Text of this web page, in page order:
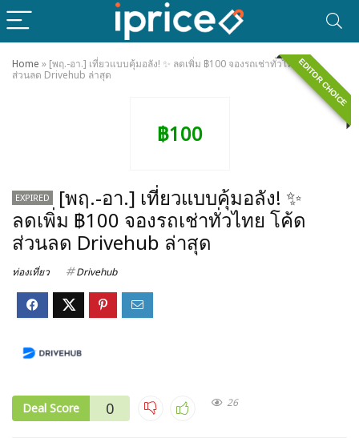
Home » [พฤ.-อา.] เที่ยวแบบคุ้มอลัง! ✨ ลดเพิ่ม ฿100 จองรถเช่าทั่วไทย โค้ด
ส่วนลด Drivehub ล่าสุด
EDITOR CHOICE
฿100
EXPIRED
[พฤ.-อา.] เที่ยวแบบคุ้มอลัง! ✨
ลดเพิ่ม ฿100 จองรถเช่าทั่วไทย โค้ด
ส่วนลด Drivehub ล่าสุด
ท่องเที่ยว Drivehub
Deal Score 0 26